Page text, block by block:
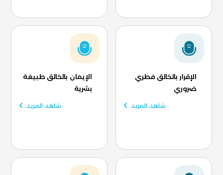
الإقرار بالخالق فطري
ضروري
شاهد المزيد
الإيمان بالخالق طبيغة
بشرية
شاهد المزيد